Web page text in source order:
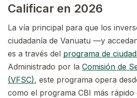
Calificar en 2026
La vía principal para que los
ciudadanía de Vanuatu —y
es a través del programa de
Administrado por la Comisión de
(VFSC), este programa opera
como el programa CBI más rápido